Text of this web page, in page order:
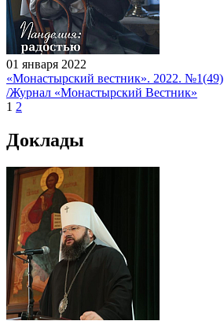
01 января 2022
«Монастырский вестник». 2022. №1(49)
/Журнал «Монастырский Вестник»
1 2
Доклады